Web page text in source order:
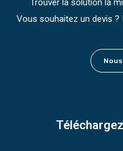
Trouver la solution la
Vous souhaitez un devis ?